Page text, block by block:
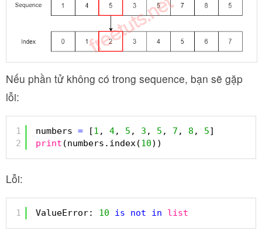
Nếu phần tử không có trong sequence, bạn sẽ gặp
lỗi:
1
2
numbers = [1 , 4, 5 , 3 , 5 , 7 , 8 , 5]
print (numbers.index(10))
Lỗi:
1 ValueError: 10 is not in list